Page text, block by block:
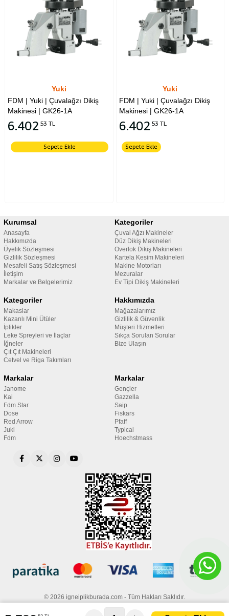
Yuki
FDM | Yuki | Çuvalağzı Dikiş
Makinesi | GK26-1A
6.402 53 TL
Sepete Ekle
Yuki
FDM | Yuki | Çuvalağzı Dikiş
Makinesi | GK26-1A
6.402 53 TL
Sepete Ekle
Kurumsal
Anasayfa
Hakkımızda
Üyelik Sözleşmesi
Gizlilik Sözleşmesi
Mesafeli Satış Sözleşmesi
İletişim
Markalar ve Belgelerimiz
Kategoriler
Çuval Ağzı Makineler
Düz Dikiş Makineleri
Overlok Dikiş Makineleri
Kartela Kesim Makineleri
Makine Motorları
Mezuralar
Ev Tipi Dikiş Makineleri
Kategoriler
Makaslar
Kazanlı Mini Ütüler
İplikler
Leke Spreyleri ve İlaçlar
İğneler
Çıt Çıt Makineleri
Cetvel ve Riga Takımları
Hakkımızda
Mağazalarımız
Gizlilik & Güvenlik
Müşteri Hizmetleri
Sıkça Sorulan Sorular
Bize Ulaşın
Markalar
Janome
Kai
Fdm Star
Dose
Red Arrow
Juki
Fdm
Markalar
Gençler
Gazzella
Saip
Fiskars
Pfaff
Typical
Hoechstmass
© 2026 igneiplikburada.com - Tüm Hakları Saklıdır.